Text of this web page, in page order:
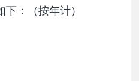
：（按年计）